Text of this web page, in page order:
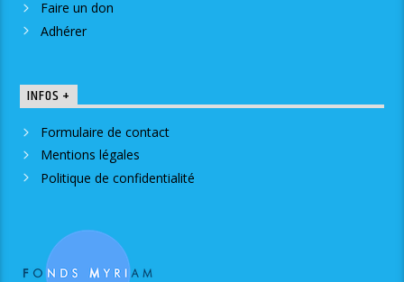
Faire un don
Adhérer
INFOS +
Formulaire de contact
Mentions légales
Politique de confidentialité